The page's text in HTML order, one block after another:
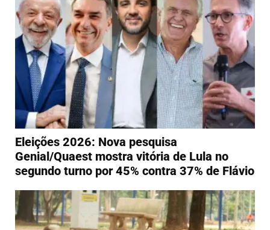
Eleições 2026: Nova pesquisa
Genial/Quaest mostra vitória de Lula no
segundo turno por 45% contra 37% de Flávio